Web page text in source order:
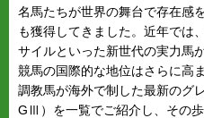
名馬たちが世界の舞台で存在感
も獲得してきました。近年では
サイルといった新世代の実力馬
競馬の国際的な地位はさらに高
調教馬が海外で制した最新のグ
GⅢ）を一覧でご紹介し、その